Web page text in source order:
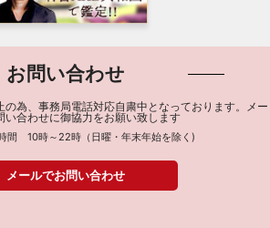
お問い合わせ
の為、事務局電話対応自粛中となっております。メー
い合わせに御協力をお願い致します
間 10時～22時（日曜・年末年始を除く)
メールでお問い合わせ